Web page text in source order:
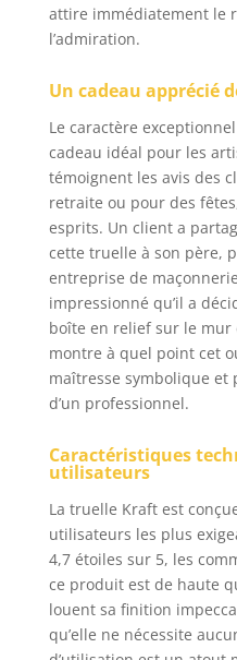
attire immédiatement le
l’admiration.
Un cadeau apprécié
Le caractère
cadeau idéal pour les
témoignent les avis des
retraite ou pour des
esprits. Un client a
cette truelle à son père,
entreprise de
impressionné qu’il a
boîte en relief sur le mur
montre à quel point cet
maîtresse symbolique et
d’un professionnel.
Caractéristiques
utilisateurs
La truelle Kraft est
utilisateurs les plus
4,7 étoiles sur 5, les
ce produit est de haute
louent sa finition
qu’elle ne nécessite